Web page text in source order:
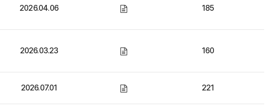
2026.04.06 185
2026.03.23 160
2026.07.01 221